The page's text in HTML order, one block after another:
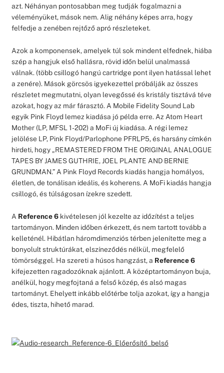
azt. Néhányan pontosabban meg tudják fogalmazni a
véleményüket, mások nem. Alig néhány képes arra, hogy
felfedje a zenében rejtőző apró részleteket.
Azok a komponensek, amelyek túl sok mindent elfednek, hiába
szép a hangjuk első hallásra, rövid időn belül unalmassá
válnak. (több csillogó hangú cartridge pont ilyen hatással lehet
a zenére). Mások görcsös igyekezettel próbálják az összes
részletet megmutatni, olyan levegőssé és kristály tisztává téve
azokat, hogy az már fárasztó. A Mobile Fidelity Sound Lab
egyik Pink Floyd lemez kiadása jó példa erre. Az Atom Heart
Mother (LP, MFSL 1-202) a MoFi új kiadása. A régi lemez
jelölése LP, Pink Floyd/Parlophone PFRLP5, és harsány címkén
hirdeti, hogy „REMASTERED FROM THE ORIGINAL ANALOGUE
TAPES BY JAMES GUTHRIE, JOEL PLANTE AND BERNIE
GRUNDMAN.” A Pink Floyd Records kiadás hangja homályos,
életlen, de tonálisan ideális, és koherens. A MoFi kiadás hangja
csillogó, és túlságosan ízekre szedett.
A Reference 6kivételesen jól kezelte az időzítést a teljes
tartományon. Minden időben érkezett, és nem tartott tovább a
kelleténél. Hibátlan háromdimenziós térben jelenítette meg a
bonyolult struktúrákat, elszíneződés nélkül, megfelelő
tömörséggel. Ha szereti a húsos hangzást, a Reference 6
kifejezetten ragadozóknak ajánlott. A középtartományon buja,
anélkül, hogy megfojtaná a felső közép, és alsó magas
tartományt. Ehelyett inkább előtérbe tolja azokat, így a hangja
édes, tiszta, hihető marad.